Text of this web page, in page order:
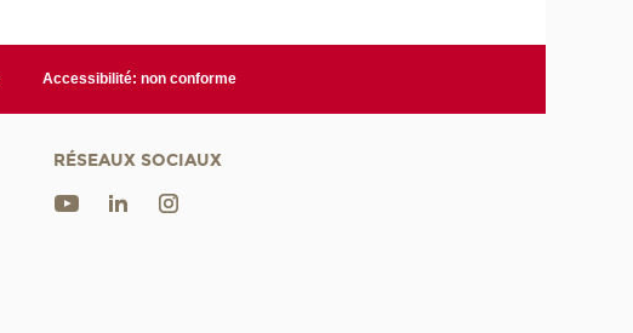
Accessibilité: non conforme
RÉSEAUX SOCIAUX